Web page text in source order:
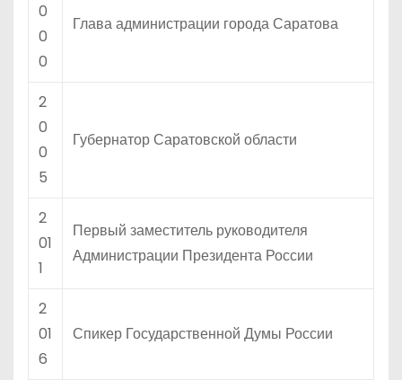
0
0
0
Глава администрации города Саратова
2
0
0
5
Губернатор Саратовской области
2
01
1
Первый заместитель руководителя
Администрации Президента России
2
01
6
Спикер Государственной Думы России